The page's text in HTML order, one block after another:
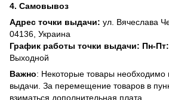
4. Самовывоз
Адрес точки выдачи: ул. Вячеслава
04136, Украина
График работы точки выдачи: Пн-Пт:
Выходной
Важно: Некоторые товары необходимо
выдачи. За перемещение товаров в
взиматься дополнительная плата.